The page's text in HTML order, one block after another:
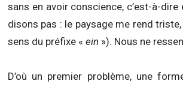
sans en avoir conscience, c’est-à-
disons pas : le paysage me rend
sens du préfixe « ein »). Nous ne
D’où un premier problème, une